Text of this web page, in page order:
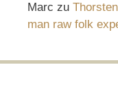
Marc zu
man raw folk